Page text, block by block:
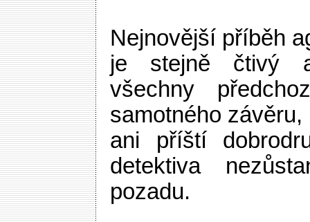
Nejnovější příběh
je stejně čtivý
všechny
samotného
ani příští
detektiva
pozadu.